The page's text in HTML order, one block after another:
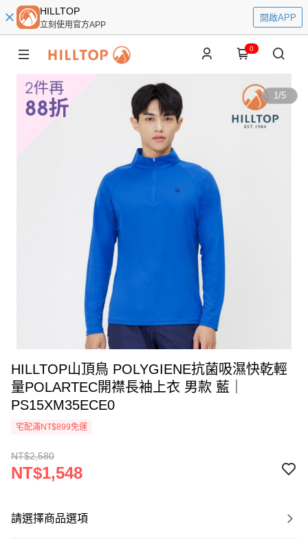
HILLTOP
立刻使用官方APP
開啟APP
0
1/5
HILLTOP山頂鳥 POLYGIENE抗菌吸濕快乾輕
量POLARTEC開襟長袖上衣 男款 藍｜
PS15XM35ECE0
宅配滿NT$899免運
NT$2,580
NT$1,548
請選擇商品選項